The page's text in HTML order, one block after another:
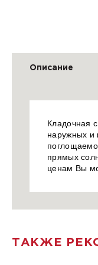
Описание
Кладочная
наружных и
прямых
ценам Вы
ТАКЖЕ